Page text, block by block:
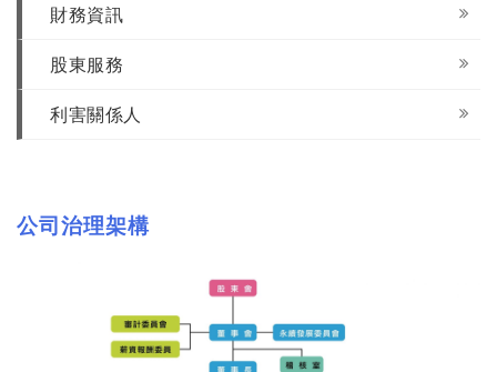
財務資訊
股東服務
利害關係人
公司治理架構